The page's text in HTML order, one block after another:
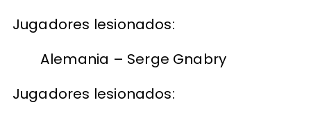
Jugadores lesionados:
Alemania – Serge Gnabry
Jugadores lesionados: